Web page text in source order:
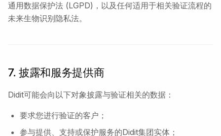
通用数据保护法 (LGPD)，以及任何适用于相关验证流程的
未来生物识别隐私法。
7. 披露和服务提供商
Didit可能会向以下对象披露与验证相关的数据：
要求您进行验证的客户；
参与提供、支持或保护服务的Didit集团实体；